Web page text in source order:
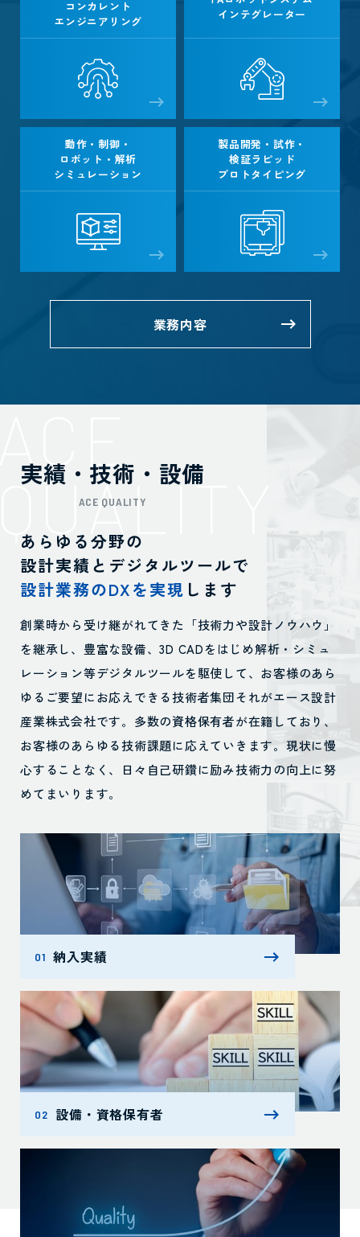
コンカレント
エンジニアリング
インテグレーター
動作・制御・
ロボット・解析
シミュレーション
製品開発・試作・
検証ラピッド
プロトタイピング
業務内容
実績・技術・設備
ACE QUALITY
あらゆる分野の
設計実績とデジタルツールで
設計業務のDXを実現 します
創業時から受け継がれてきた「技術力や設計ノウハウ」
を継承し、豊富な設備、3D CADをはじめ解析・シミュ
レーション等デジタルツールを駆使して、お客様のあら
ゆるご要望にお応えできる技術者集団それがエース設計
産業株式会社です。 多数の資格保有者が在籍しており、
お客様のあらゆる技術課題に応えていきます。 現状に慢
心することなく、日々自己研鑽に励み技術力の向上に努
めてまいります。
01 納入実績
02 設備・資格保有者